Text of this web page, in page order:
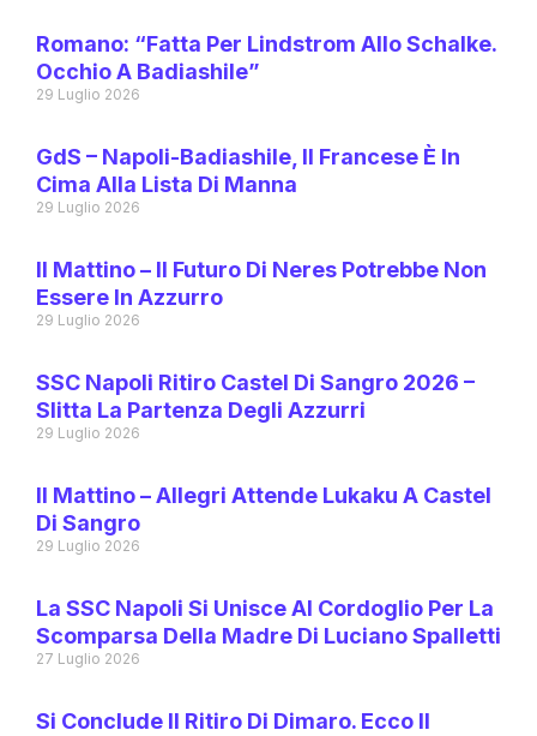
Romano: “Fatta Per Lindstrom Allo Schalke.
Occhio A Badiashile”
29 Luglio 2026
GdS – Napoli-Badiashile, Il Francese È In
Cima Alla Lista Di Manna
29 Luglio 2026
Il Mattino – Il Futuro Di Neres Potrebbe Non
Essere In Azzurro
29 Luglio 2026
SSC Napoli Ritiro Castel Di Sangro 2026 –
Slitta La Partenza Degli Azzurri
29 Luglio 2026
Il Mattino – Allegri Attende Lukaku A Castel
Di Sangro
29 Luglio 2026
La SSC Napoli Si Unisce Al Cordoglio Per La
Scomparsa Della Madre Di Luciano Spalletti
27 Luglio 2026
Si Conclude Il Ritiro Di Dimaro. Ecco Il